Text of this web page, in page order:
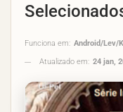
Funciona em: Android/Lev/
Atualizado em: 24 jan,